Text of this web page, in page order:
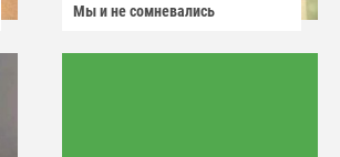
Мы и не сомневались